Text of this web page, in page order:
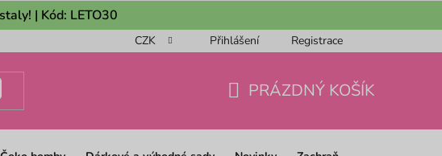
| Kód: LETO30
Mám dotaz na mou objednávku 📦 Obchodní podmínky Podmínky ochrany
CZK Přihlášení Registrace
KOŠÍK
PRÁZDNÝ KOŠÍK